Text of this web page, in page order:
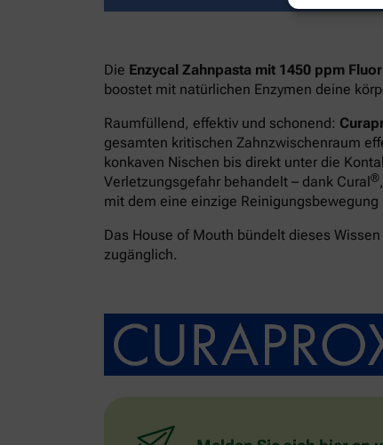
Die Enzycal Zahnpasta mit 1450 ppm
boostet mit natürlichen Enzymen deine
Raumfüllend, effektiv und schonend:
gesamten kritischen Zahnzwischenraum
konkaven Nischen bis direkt unter die
Verletzungsgefahr behandelt – dank Cural®
mit dem eine einzige
Das House of Mouth bündelt dieses
zugänglich.